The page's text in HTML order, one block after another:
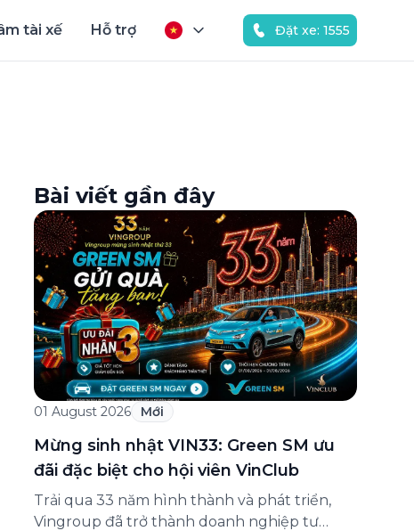
tài xế Hỗ trợ Đặt xe: 1555
Bài viết gần đây
01 August 2026 Mới
Mừng sinh nhật VIN33: Green SM ưu
đãi đặc biệt cho hội viên VinClub
Trải qua 33 năm hình thành và phát triển,
Vingroup đã trở thành doanh nghiệp tư